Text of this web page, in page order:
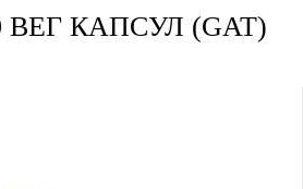
ВЕГ КАПСУЛ (GAT)